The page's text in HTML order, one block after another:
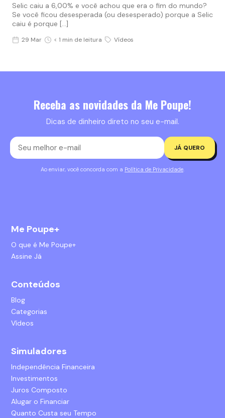
Selic caiu a 6,00% e você achou que era o fim do mundo?
Se você ficou desesperada (ou desesperado) porque a Selic
caiu é porque […]
29 Mar < 1 min de leitura Vídeos
Receba as novidades da Me Poupe!
Dicas de dinheiro direto no seu e-mail.
JÁ QUERO
Ao enviar, você concorda com a Política de Privacidade.
Me Poupe+
O que é Me Poupe+
Assine Já
Conteúdos
Blog
Categorias
Vídeos
Simuladores
Independência Financeira
Investimentos
Juros Composto
Alugar o Financiar
Quanto Custa seu Tempo